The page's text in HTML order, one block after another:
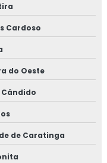
Cardoso
do Oeste
Cândido
de Caratinga